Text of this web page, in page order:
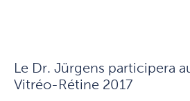
Le Dr. Jürgens participera
Vitréo-Rétine 2017